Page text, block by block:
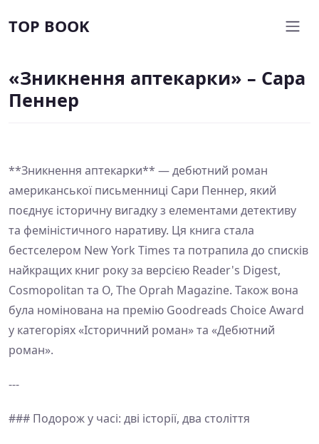
TOP BOOK
«Зникнення аптекарки» – Сара
Пеннер
**Зникнення аптекарки** — дебютний роман
американської письменниці Сари Пеннер, який
поєднує історичну вигадку з елементами детективу
та феміністичного наративу. Ця книга стала
бестселером New York Times та потрапила до списків
найкращих книг року за версією Reader's Digest,
Cosmopolitan та O, The Oprah Magazine. Також вона
була номінована на премію Goodreads Choice Award
у категоріях «Історичний роман» та «Дебютний
роман».
---
### Подорож у часі: дві історії, два століття